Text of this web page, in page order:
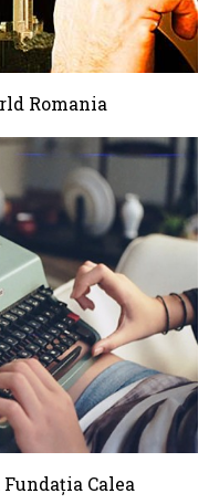
Romania
Calea